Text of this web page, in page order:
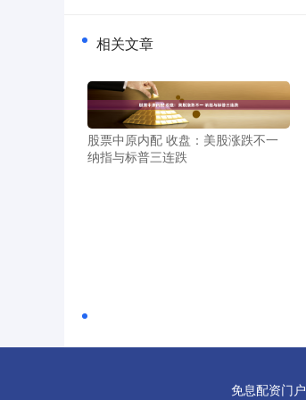
相关文章
股票中原内配 收盘：美股涨跌不一
纳指与标普三连跌
免息配资门户